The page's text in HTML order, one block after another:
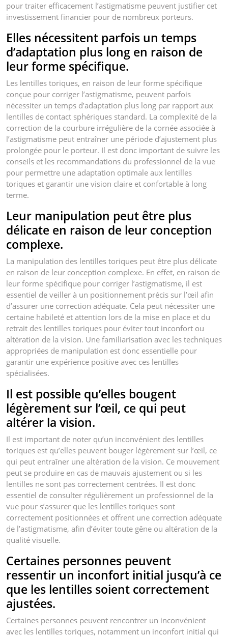
pour traiter efficacement l’astigmatisme peuvent justifier cet
investissement financier pour de nombreux porteurs.
Elles nécessitent parfois un temps
d’adaptation plus long en raison de
leur forme spécifique.
Les lentilles toriques, en raison de leur forme spécifique
conçue pour corriger l’astigmatisme, peuvent parfois
nécessiter un temps d’adaptation plus long par rapport aux
lentilles de contact sphériques standard. La complexité de la
correction de la courbure irrégulière de la cornée associée à
l’astigmatisme peut entraîner une période d’ajustement plus
prolongée pour le porteur. Il est donc important de suivre les
conseils et les recommandations du professionnel de la vue
pour permettre une adaptation optimale aux lentilles
toriques et garantir une vision claire et confortable à long
terme.
Leur manipulation peut être plus
délicate en raison de leur conception
complexe.
La manipulation des lentilles toriques peut être plus délicate
en raison de leur conception complexe. En effet, en raison de
leur forme spécifique pour corriger l’astigmatisme, il est
essentiel de veiller à un positionnement précis sur l’œil afin
d’assurer une correction adéquate. Cela peut nécessiter une
certaine habileté et attention lors de la mise en place et du
retrait des lentilles toriques pour éviter tout inconfort ou
altération de la vision. Une familiarisation avec les techniques
appropriées de manipulation est donc essentielle pour
garantir une expérience positive avec ces lentilles
spécialisées.
Il est possible qu’elles bougent
légèrement sur l’œil, ce qui peut
altérer la vision.
Il est important de noter qu’un inconvénient des lentilles
toriques est qu’elles peuvent bouger légèrement sur l’œil, ce
qui peut entraîner une altération de la vision. Ce mouvement
peut se produire en cas de mauvais ajustement ou si les
lentilles ne sont pas correctement centrées. Il est donc
essentiel de consulter régulièrement un professionnel de la
vue pour s’assurer que les lentilles toriques sont
correctement positionnées et offrent une correction adéquate
de l’astigmatisme, afin d’éviter toute gêne ou altération de la
qualité visuelle.
Certaines personnes peuvent
ressentir un inconfort initial jusqu’à ce
que les lentilles soient correctement
ajustées.
Certaines personnes peuvent rencontrer un inconvénient
avec les lentilles toriques, notamment un inconfort initial qui